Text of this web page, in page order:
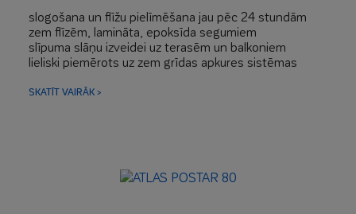
slogošana un flīžu pielīmēšana jau pēc 24 stundām
zem flīzēm, lamināta, epoksīda segumiem
slīpuma slāņu izveidei uz terasēm un balkoniem
lieliski piemērots uz zem grīdas apkures sistēmas
SKATĪT VAIRĀK >